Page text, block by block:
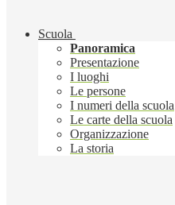
Scuola
Panoramica
Presentazione
I luoghi
Le persone
I numeri della scuola
Le carte della scuola
Organizzazione
La storia